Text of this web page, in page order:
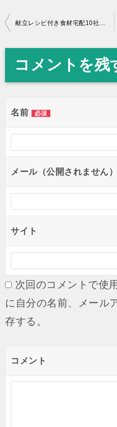
投
稿
ナ
ビ
ゲ
ー
ン
献立レシピ付き食材宅配10社比較！ミールキットの料金(価格)や口コミ・評判を紹介！
コメントを残
名前 必須
メール（公開されません）
サイト
次回のコメントで使
に自分の名前、メール
存する。
コメント